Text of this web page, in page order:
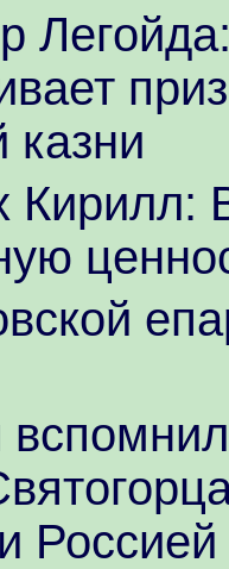
казни
Кирилл:
Россией